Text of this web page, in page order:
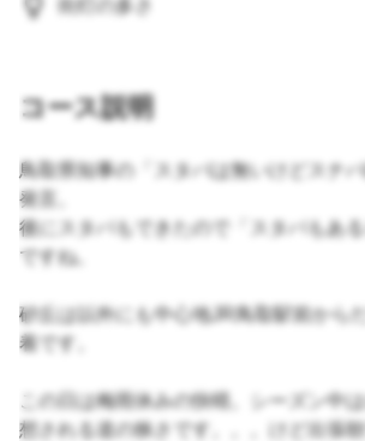
街灯の多さ
コース説明
鳥取県知事の「スタバは無いけどスナバ
発言。
後にスタバもできたので「スタバもある
ですね。
砂丘は以外にも中心地JR鳥取駅前から
着です。
この日は梅雨休みの快晴。シーズン中
想される道の狭さです。。。けど出張